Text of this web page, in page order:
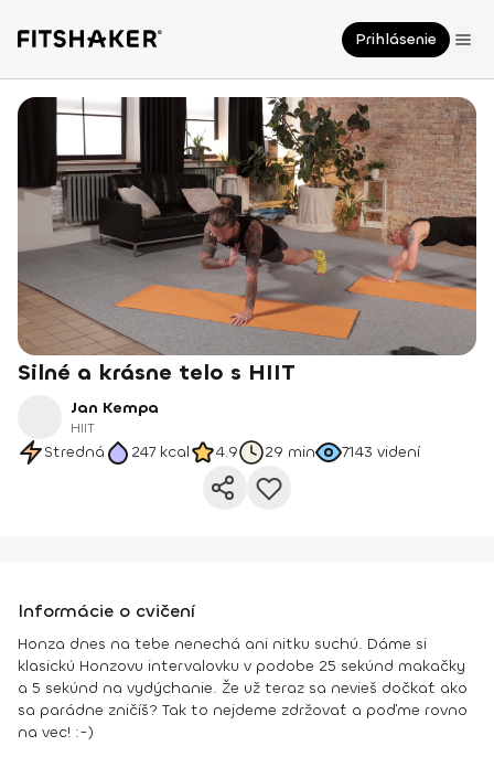
Prihlásenie
Silné a krásne telo s HIIT
Jan Kempa
HIIT
Stredná 247 kcal 4.9 29 min 7143 videní
Informácie o cvičení
Honza dnes na tebe nenechá ani nitku suchú. Dáme si
klasickú Honzovu intervalovku v podobe 25 sekúnd makačky
a 5 sekúnd na vydýchanie. Že už teraz sa nevieš dočkať ako
sa parádne zničíš? Tak to nejdeme zdržovať a poďme rovno
na vec! :-)